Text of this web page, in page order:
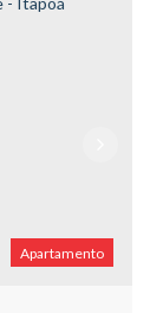
Apartamento